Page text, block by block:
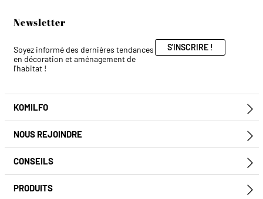
Newsletter
Soyez informé des dernières tendances
en décoration et aménagement de
l'habitat !
S'INSCRIRE !
KOMILFO
NOUS REJOINDRE
CONSEILS
PRODUITS